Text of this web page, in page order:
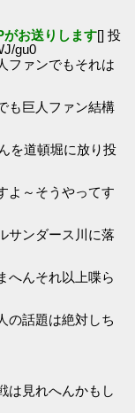
がお送りします[] 投
gu0
ファンでもそれは
も巨人ファン結構
を道頓堀に放り投
よ～そうやってす
サンダース川に落
へんそれ以上喋ら
の話題は絶対しち
は見れへんかもし